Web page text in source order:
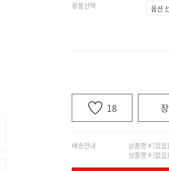
용품선택
18
배송안내
상품명 # [있
상품명 # [없